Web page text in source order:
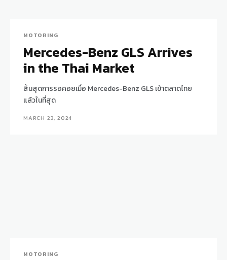
MOTORING
Mercedes-Benz GLS Arrives
in the Thai Market
สิ้นสุดการรอคอยเมื่อ Mercedes-Benz GLS เข้าตลาดไทย
แล้วในที่สุด
MARCH 23, 2024
MOTORING